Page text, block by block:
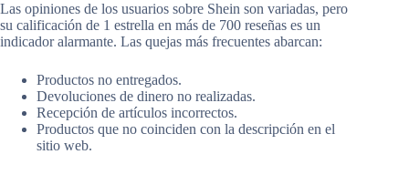
Las opiniones de los usuarios sobre Shein son variadas, pero
su calificación de 1 estrella en más de 700 reseñas es un
indicador alarmante. Las quejas más frecuentes abarcan:
Productos no entregados.
Devoluciones de dinero no realizadas.
Recepción de artículos incorrectos.
Productos que no coinciden con la descripción en el
sitio web.